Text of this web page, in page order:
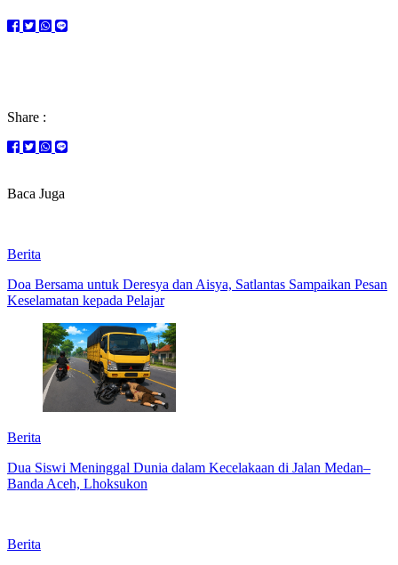
Share :
Baca Juga
Berita
Doa Bersama untuk Deresya dan Aisya, Satlantas Sampaikan Pesan
Keselamatan kepada Pelajar
Berita
Dua Siswi Meninggal Dunia dalam Kecelakaan di Jalan Medan–
Banda Aceh, Lhoksukon
Berita